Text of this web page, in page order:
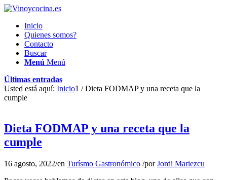
Inicio
Quienes somos?
Contacto
Buscar
Menú Menú
Últimas entradas
Usted está aquí: Inicio1 / Dieta FODMAP y una receta que la
cumple
Dieta FODMAP y una receta que la
cumple
16 agosto, 2022/en Turísmo Gastronómico /porJordi Mariezcu